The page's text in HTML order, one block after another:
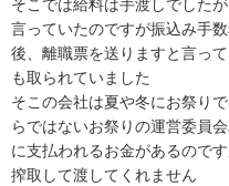
そこでは給料は手渡しでした
言っていたのですが振込み手
後、離職票を送りますと言っ
も取られていました
そこの会社は夏や冬にお祭り
らではないお祭りの運営委員
に支払われるお金があるので
搾取して渡してくれません